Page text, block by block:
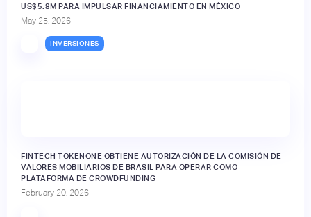
US$5.8M PARA IMPULSAR FINANCIAMIENTO EN MÉXICO
May 25, 2026
INVERSIONES
FINTECH TOKENONE OBTIENE AUTORIZACIÓN DE LA COMISIÓN DE
VALORES MOBILIARIOS DE BRASIL PARA OPERAR COMO
PLATAFORMA DE CROWDFUNDING
February 20, 2026